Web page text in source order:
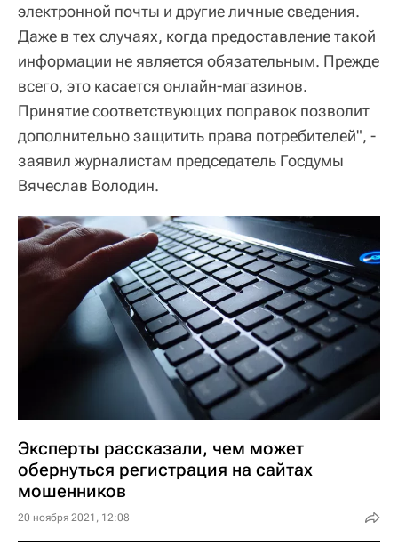
электронной почты и другие личные сведения.
Даже в тех случаях, когда предоставление такой
информации не является обязательным. Прежде
всего, это касается онлайн-магазинов.
Принятие соответствующих поправок позволит
дополнительно защитить права потребителей", -
заявил журналистам председатель Госдумы
Вячеслав Володин.
Эксперты рассказали, чем может
обернуться регистрация на сайтах
мошенников
20 ноября 2021, 12:08